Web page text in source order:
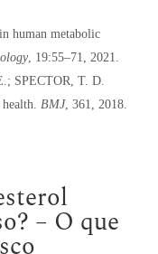
human metabolic
, 19:55–71, 2021.
SPECTOR, T. D.
BMJ, 361, 2018.
– O que